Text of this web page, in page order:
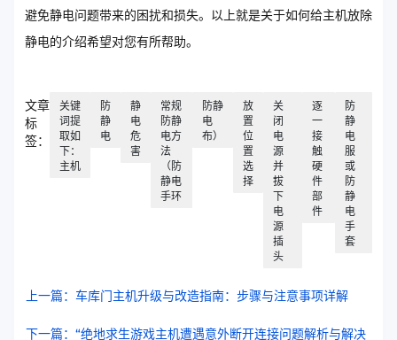
避免静电问题带来的困扰和损失。以上就是关于如何给主机放除
静电的介绍希望对您有所帮助。
文章
标
签：
关键
词提
取如
下：
主机
防
静
电
静
电
危
害
常规
防静
电方
法
（防
静电
手环
防静
电
布）
放
置
位
置
选
择
关
闭
电
源
并
拔
下
电
源
插
头
逐
一
接
触
硬
件
部
件
防
静
电
服
或
防
静
电
手
套
上一篇：车库门主机升级与改造指南：步骤与注意事项详解
下一篇：“绝地求生游戏主机遭遇意外断开连接问题解析与解决